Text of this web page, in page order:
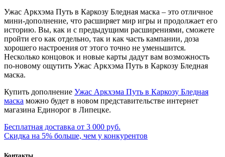
Ужас Аркхэма Путь в Каркозу Бледная маска – это отличное
мини-дополнение, что расширяет мир игры и продолжает его
историю. Вы, как и с предыдущими расширениями, сможете
пройти его как отдельно, так и как часть кампании, доза
хорошего настроения от этого точно не уменьшится.
Несколько концовок и новые карты дадут вам возможность
по-новому ощутить Ужас Аркхэма Путь в Каркозу Бледная
маска.
Купить дополнение Ужас Аркхэма Путь в Каркозу Бледная
маска можно будет в новом представительстве интернет
магазина Единорог в Липецке.
Бесплатная доставка от 3 000 руб.
Скидка на 5% больше, чем у конкурентов
Контакты